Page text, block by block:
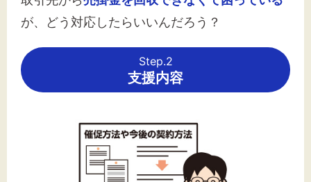
が、どう対応したらいいんだろう？
Step.2
支援内容